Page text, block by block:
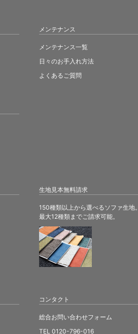
生地見本無料請求
150種類以上から選べるソファ生地。
最大12種類までご請求可能。
メンテナンス
メンテナンス一覧
日々のお手入れ方法
よくあるご質問
コンタクト
総合お問い合わせフォーム
TEL 0120-796-016